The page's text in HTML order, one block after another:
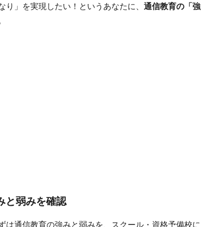
」を実現したい！というあなたに、 通信教育の「強
と弱みを確認
通信教育の強みと弱みを、スクール・資格予備校に